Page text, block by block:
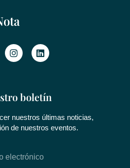
boletín
nuestros últimas noticias,
de nuestros eventos.